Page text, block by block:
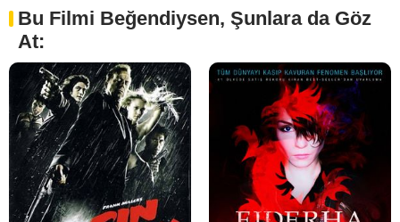
Bu Filmi Beğendiysen, Şunlara da Göz
At: